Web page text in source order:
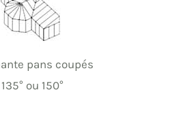
pans coupés
ou 150°